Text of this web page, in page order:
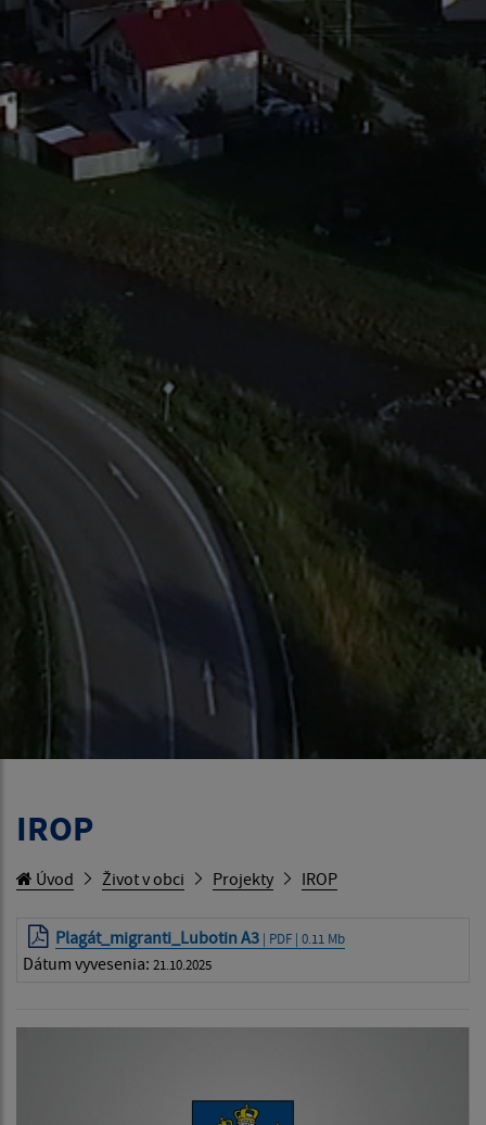
IROP
Úvod Život v obci Projekty IROP
Plagát_migranti_Lubotin A3 | PDF | 0.11 Mb
Dátum vyvesenia: 21.10.2025